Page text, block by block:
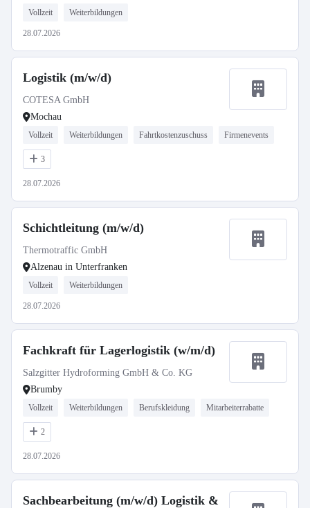
Vollzeit Weiterbildungen
28.07.2026
Logistik (m/w/d)
COTESA GmbH
Mochau
Vollzeit Weiterbildungen Fahrtkostenzuschuss Firmenevents
3
28.07.2026
Schichtleitung (m/w/d)
Thermotraffic GmbH
Alzenau in Unterfranken
Vollzeit Weiterbildungen
28.07.2026
Fachkraft für Lagerlogistik (w/m/d)
Salzgitter Hydroforming GmbH & Co. KG
Brumby
Vollzeit Weiterbildungen Berufskleidung Mitarbeiterrabatte
2
28.07.2026
Sachbearbeitung (m/w/d) Logistik &